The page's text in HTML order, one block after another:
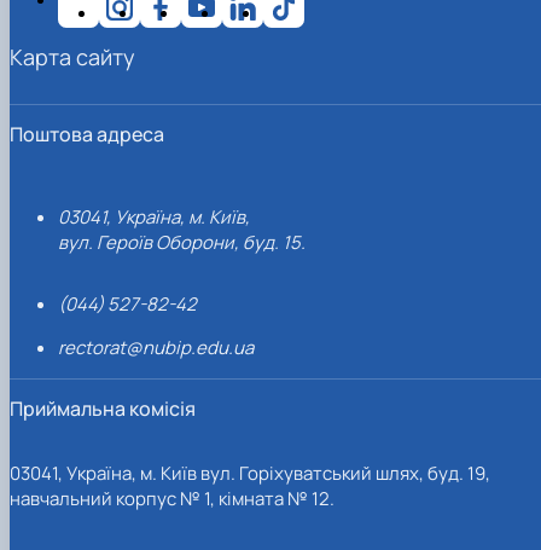
Поштова адреса
03041, Україна, м. Київ,
вул. Героїв Оборони, буд. 15.
(044) 527-82-42
rectorat@nubip.edu.ua
Приймальна комісія
03041, Україна, м. Київ вул. Горіхуватський шлях, буд. 19,
навчальний корпус № 1, кімната № 12.
Карта сайту